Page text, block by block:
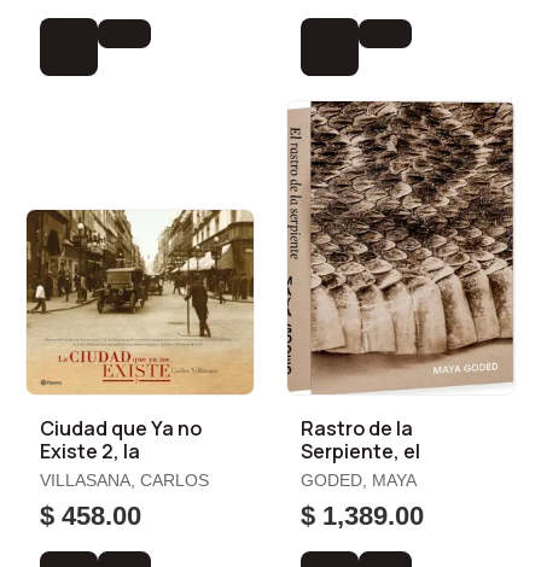
Ciudad que Ya no
Existe 2, la
VILLASANA, CARLOS
$ 458.00
Rastro de la
Serpiente, el
GODED, MAYA
$ 1,389.00